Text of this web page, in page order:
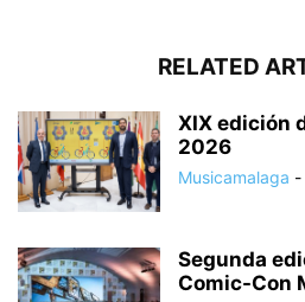
RELATED
XIX edición
2026
Musicamalaga -
Segunda
Comic-Con